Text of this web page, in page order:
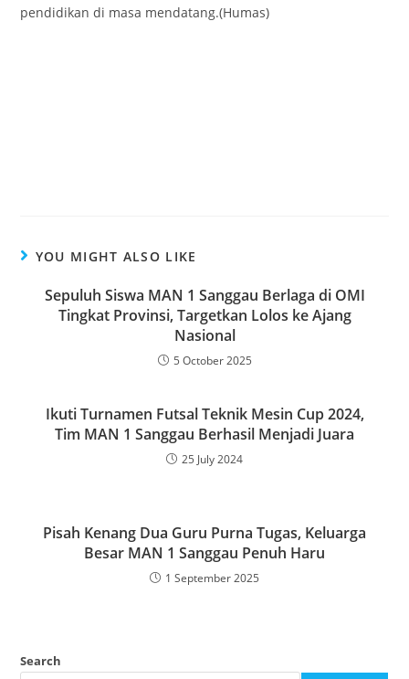
pendidikan di masa mendatang.(Humas)
YOU MIGHT ALSO LIKE
Sepuluh Siswa MAN 1 Sanggau Berlaga di OMI
Tingkat Provinsi, Targetkan Lolos ke Ajang
Nasional
5 October 2025
Ikuti Turnamen Futsal Teknik Mesin Cup 2024,
Tim MAN 1 Sanggau Berhasil Menjadi Juara
25 July 2024
Pisah Kenang Dua Guru Purna Tugas, Keluarga
Besar MAN 1 Sanggau Penuh Haru
1 September 2025
Search